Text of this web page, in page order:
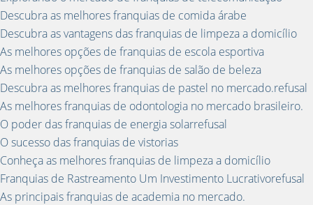
Descubra as melhores franquias de comida árabe
Descubra as vantagens das franquias de limpeza a domicílio
As melhores opções de franquias de escola esportiva
As melhores opções de franquias de salão de beleza
Descubra as melhores franquias de pastel no mercado.refusal
As melhores franquias de odontologia no mercado brasileiro.
O poder das franquias de energia solarrefusal
O sucesso das franquias de vistorias
Conheça as melhores franquias de limpeza a domicílio
Franquias de Rastreamento Um Investimento Lucrativorefusal
As principais franquias de academia no mercado.